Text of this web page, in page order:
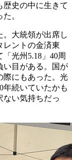
歴史の中に生きて
。
大統領が出席し
レントの金済東
光州5.18」40周
い目がある。国が
際にもあった。光
年続いていたかも
ない気持ちだっ